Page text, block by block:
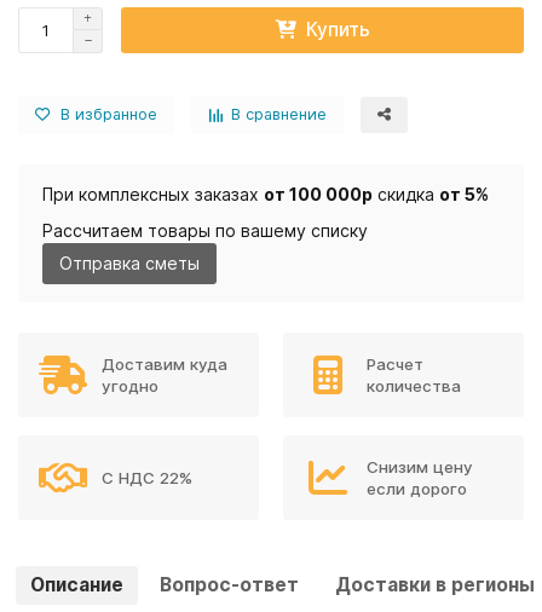
Купить
В избранное В сравнение
При комплексных заказах от 100 000р скидка от 5%
Рассчитаем товары по вашему списку
Отправка сметы
Доставим куда
угодно
Расчет
количества
С НДС 22%
Снизим цену
если дорого
Описание Вопрос-ответ Доставки в регионы